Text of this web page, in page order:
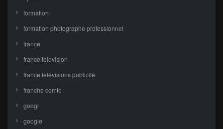
formation
formation photographe professionnel
france
france television
france télévisions publicité
franche comte
googl
google